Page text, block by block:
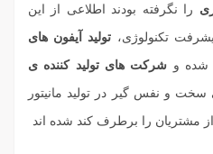
را نگرفته بودند اطلاعی از این
تکنولوژی، تولید آیفون های
شده و شرکت های تولید کننده ی
سخت و نفس گیر در تولید مانیتور
از مشتریان را برطرف کند شده اند